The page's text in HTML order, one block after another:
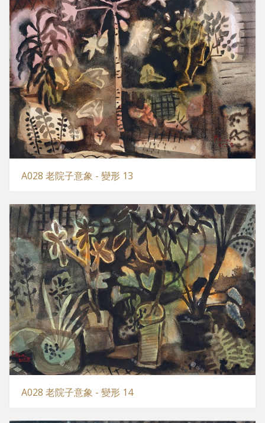
A028 老院子意象 - 變形 13
A028 老院子意象 - 變形 14